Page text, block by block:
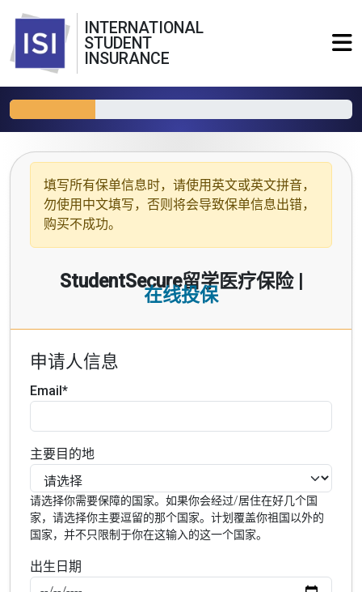
INTERNATIONAL
STUDENT
INSURANCE
填写所有保单信息时，请使用 英文或英文拼音，
勿使用中文填写，否则将会导致保单信息出错，
购买不成功。
StudentSecure留学医疗保险 |
在线投保
申请人信息
Email*
主要目的地
请选择你需要保障的国家。如果你会经过/居住在好几个国
家，请选择你主要逗留的那个国家。计划覆盖你祖国以外的
国家，并不只限制于你在这输入的这一个国家。
出生日期